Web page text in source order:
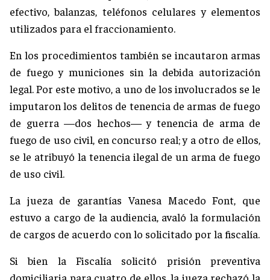
efectivo, balanzas, teléfonos celulares y elementos
utilizados para el fraccionamiento.
En los procedimientos también se incautaron armas
de fuego y municiones sin la debida autorización
legal. Por este motivo, a uno de los involucrados se le
imputaron los delitos de tenencia de armas de fuego
de guerra —dos hechos— y tenencia de arma de
fuego de uso civil, en concurso real; y a otro de ellos,
se le atribuyó la tenencia ilegal de un arma de fuego
de uso civil.
La jueza de garantías Vanesa Macedo Font, que
estuvo a cargo de la audiencia, avaló la formulación
de cargos de acuerdo con lo solicitado por la fiscalía.
Si bien la Fiscalía solicitó prisión preventiva